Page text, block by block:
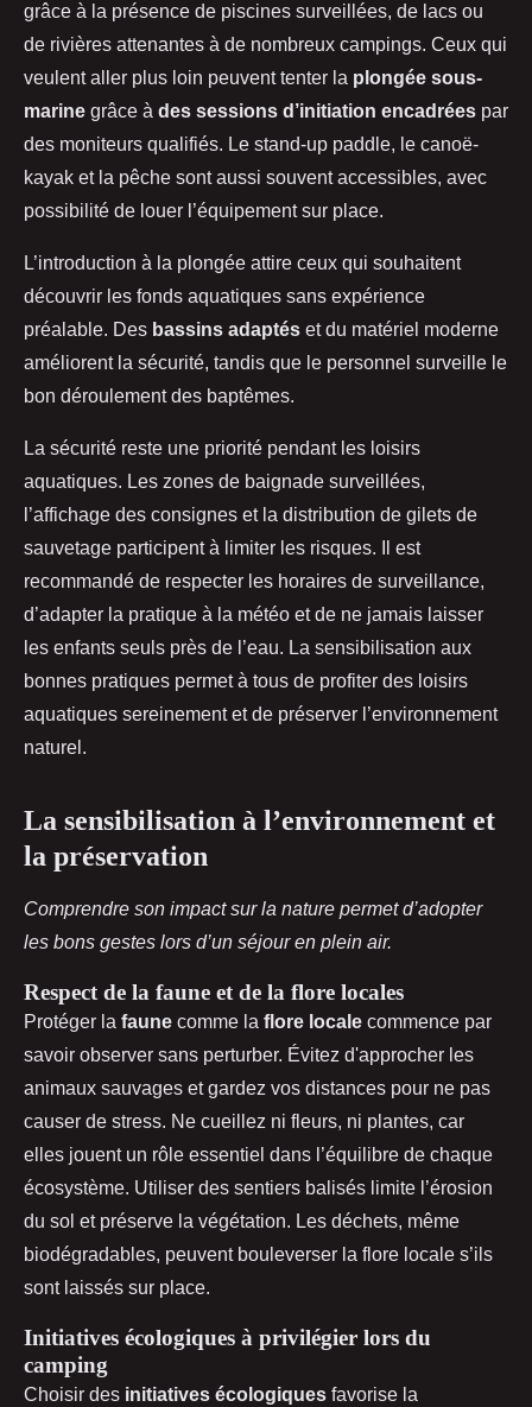
grâce à la présence de piscines surveillées, de lacs ou
de rivières attenantes à de nombreux campings. Ceux qui
veulent aller plus loin peuvent tenter la plongée sous-
marine grâce à des sessions d’initiation encadrées par
des moniteurs qualifiés. Le stand-up paddle, le canoë-
kayak et la pêche sont aussi souvent accessibles, avec
possibilité de louer l’équipement sur place.
L’introduction à la plongée attire ceux qui souhaitent
découvrir les fonds aquatiques sans expérience
préalable. Des bassins adaptés et du matériel moderne
améliorent la sécurité, tandis que le personnel surveille le
bon déroulement des baptêmes.
La sécurité reste une priorité pendant les loisirs
aquatiques. Les zones de baignade surveillées,
l’affichage des consignes et la distribution de gilets de
sauvetage participent à limiter les risques. Il est
recommandé de respecter les horaires de surveillance,
d’adapter la pratique à la météo et de ne jamais laisser
les enfants seuls près de l’eau. La sensibilisation aux
bonnes pratiques permet à tous de profiter des loisirs
aquatiques sereinement et de préserver l’environnement
naturel.
La sensibilisation à l’environnement et
la préservation
Comprendre son impact sur la nature permet d’adopter
les bons gestes lors d’un séjour en plein air.
Respect de la faune et de la flore locales
Protéger la faune comme la flore locale commence par
savoir observer sans perturber. Évitez d'approcher les
animaux sauvages et gardez vos distances pour ne pas
causer de stress. Ne cueillez ni fleurs, ni plantes, car
elles jouent un rôle essentiel dans l’équilibre de chaque
écosystème. Utiliser des sentiers balisés limite l’érosion
du sol et préserve la végétation. Les déchets, même
biodégradables, peuvent bouleverser la flore locale s’ils
sont laissés sur place.
Initiatives écologiques à privilégier lors du
camping
Choisir des initiatives écologiques favorise la